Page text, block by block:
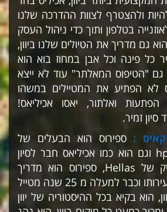
ולהצטרף לצוות ההדרכה שלנו
בטלפון ותוך כדי ניהול העסק
גם מדריך את הטיולים שלנו ביוון,
כל פינה וכל אבן במחוז בוא הוא
גם "הטיפוס המאלתר" עוד לא ייצא
לא הפתיע את המטיילים במשהו
ואלתור, יאסו אכיליאס!
זמיר.
: ספירוס הוא הבעלים של
חברת hplydayplan וגם הוא כמו אכיליאס חבר לסיון
זמיר ולטיולי הבוטיק של Hellas, ספירוס הוא מדריך
טיולים ביוון עוד מצעירותו וכבר למעלה מ 25 שנה מטייל
הוא בקיא בכל ההיסטוריה של יוון